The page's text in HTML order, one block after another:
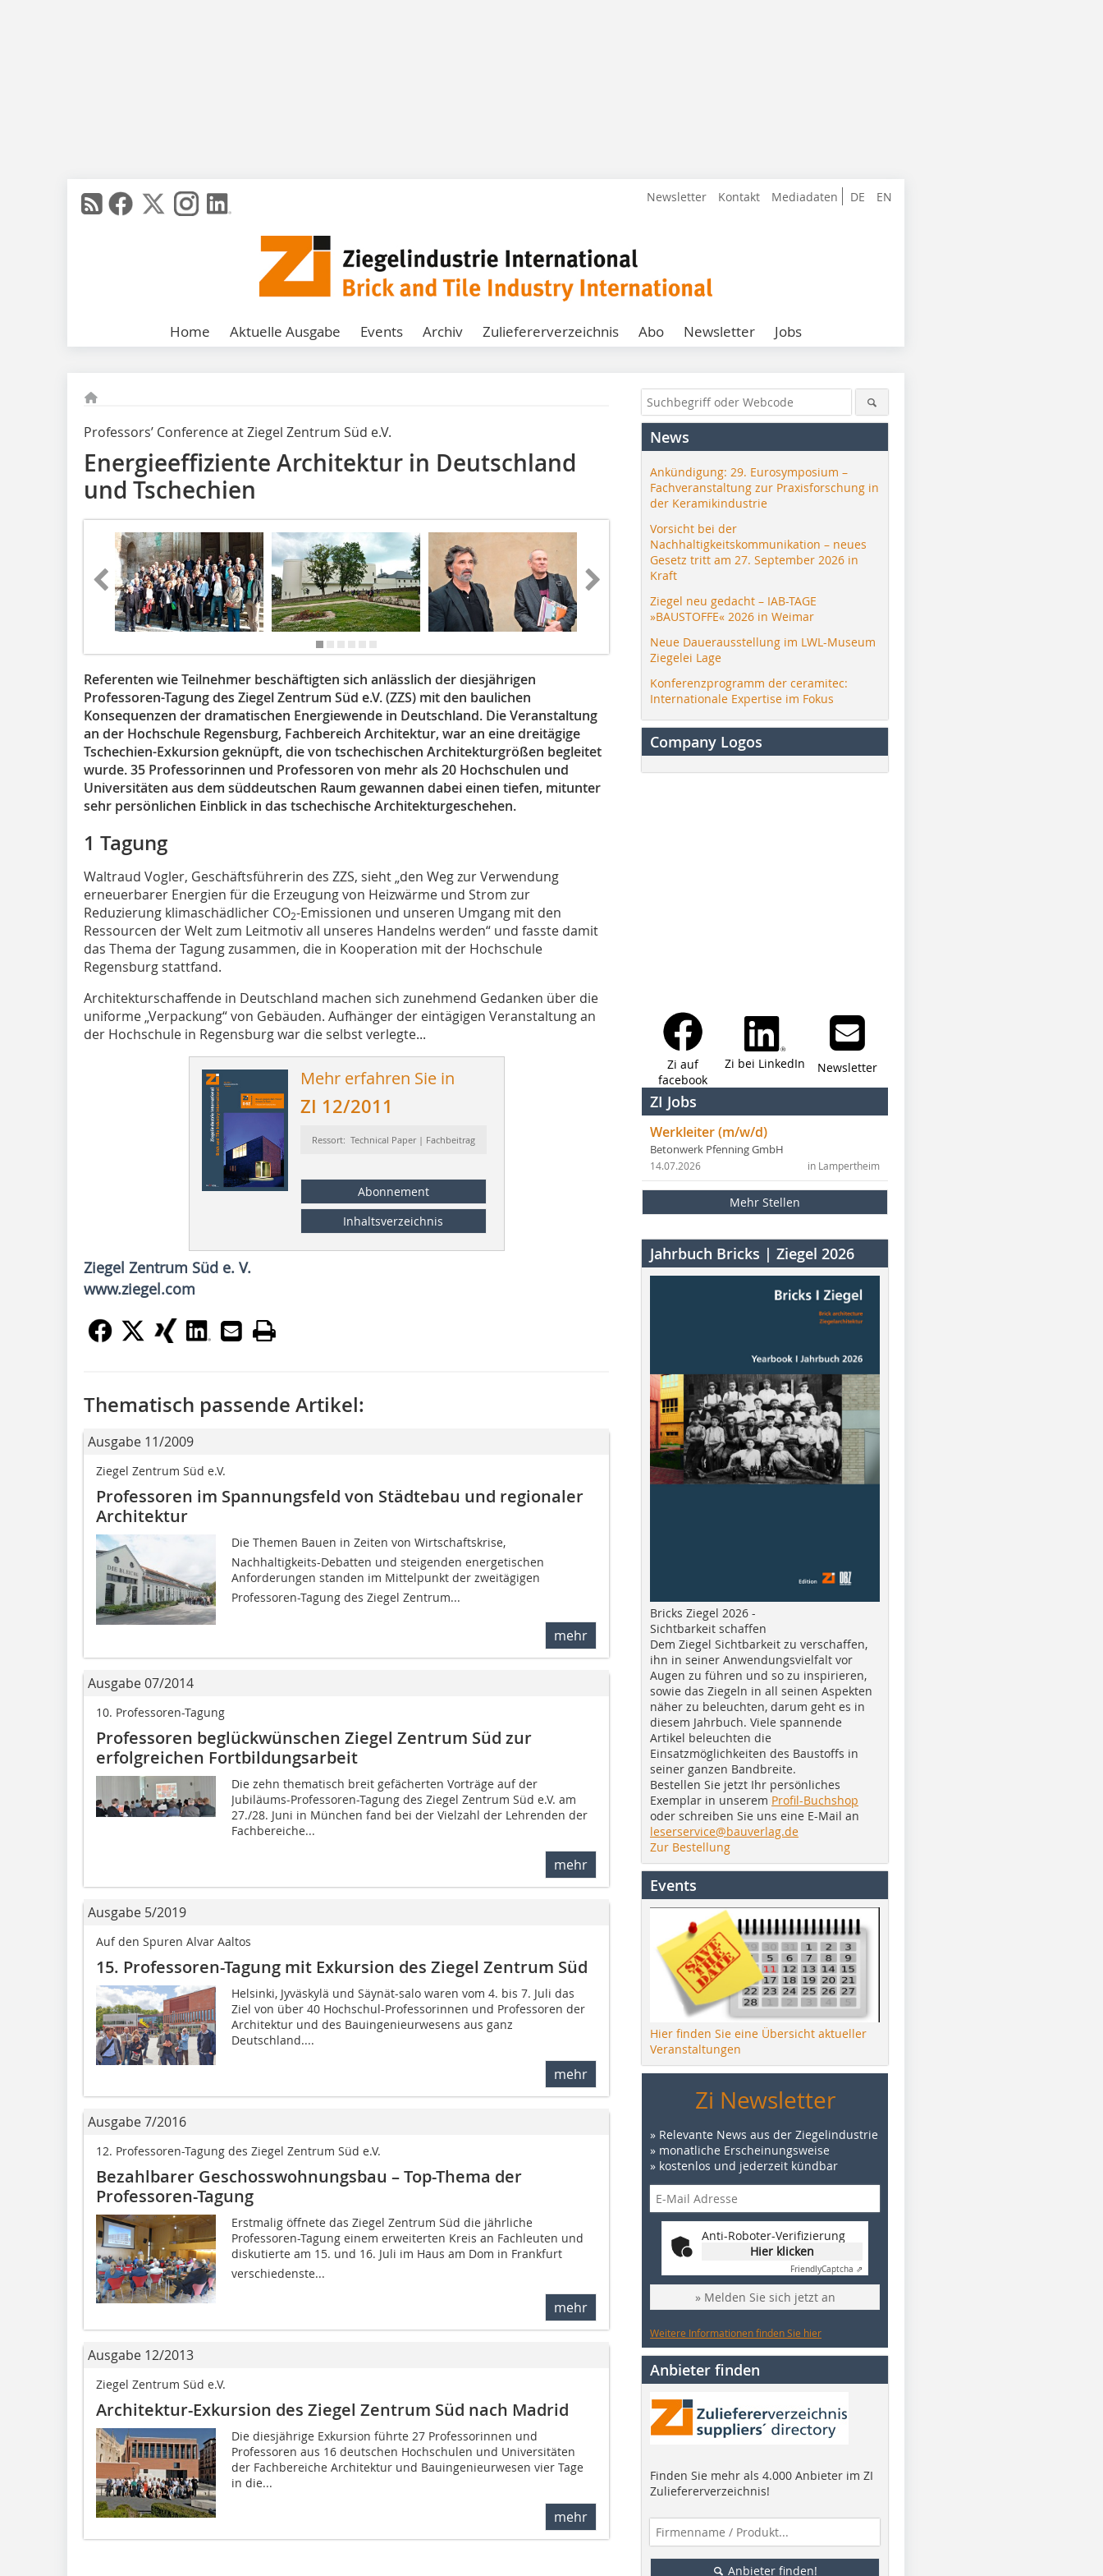
DE EN
Newsletter Kontakt Mediadaten
Home Aktuelle Ausgabe Events Archiv Zuliefererverzeichnis Abo Newsletter Jobs
Professors’ Conference at Ziegel Zentrum Süd e.V.
Energieeffiziente Architektur in Deutschland
und Tschechien
Referenten wie Teilnehmer beschäftigten sich anlässlich der diesjährigen
Professoren-Tagung des Ziegel Zentrum Süd e.V. (ZZS) mit den baulichen
Konsequenzen der dramatischen Energiewende in Deutschland. Die Veranstaltung
an der Hochschule Regensburg, Fachbereich Architektur, war an eine dreitägige
Tschechien-Exkursion geknüpft, die von tschechischen Architekturgrößen begleitet
wurde. 35 Professorinnen und Professoren von mehr als 20 Hochschulen und
Universitäten aus dem süddeutschen Raum gewannen dabei einen tiefen, mitunter
sehr persönlichen Einblick in das tschechische Architekturgeschehen.
1 Tagung
Waltraud Vogler, Geschäftsführerin des ZZS, sieht „den Weg zur Verwendung
erneuerbarer Energien für die Erzeugung von Heizwärme und Strom zur
Reduzierung klimaschädlicher CO2-Emissionen und unseren Umgang mit den
Ressourcen der Welt zum Leitmotiv all unseres Handelns werden“ und fasste damit
das Thema der Tagung zusammen, die in Kooperation mit der Hochschule
Regensburg stattfand.
Architekturschaffende in Deutschland machen sich zunehmend Gedanken über die
uniforme „Verpackung“ von Gebäuden. Aufhänger der eintägigen Veranstaltung an
der Hochschule in Regensburg war die selbst verlegte...
Mehr erfahren Sie in
ZI 12/2011
Ressort: Technical Paper | Fachbeitrag
Abonnement
Inhaltsverzeichnis
Ziegel Zentrum Süd e. V.
www.ziegel.com
Thematisch passende Artikel:
Ausgabe 11/2009
Ziegel Zentrum Süd e.V.
Professoren im Spannungsfeld von Städtebau und regionaler
Architektur
Die Themen Bauen in Zeiten von Wirtschaftskrise,
Nachhaltigkeits-Debatten und steigenden energetischen
Anforderungen standen im Mittelpunkt der zweitägigen
Professoren-Tagung des Ziegel Zentrum...
mehr
Ausgabe 07/2014
10. Professoren-Tagung
Professoren beglückwünschen Ziegel Zentrum Süd zur
erfolgreichen Fortbildungsarbeit
Die zehn thematisch breit gefächerten Vorträge auf der
Jubiläums-Professoren-Tagung des Ziegel Zentrum Süd e.V. am
27./28. Juni in München fand bei der Vielzahl der Lehrenden der
Fachbereiche...
mehr
Ausgabe 5/2019
Auf den Spuren Alvar Aaltos
15. Professoren-Tagung mit Exkursion des Ziegel Zentrum Süd
Helsinki, Jyväskylä und Säynät-salo waren vom 4. bis 7. Juli das
Ziel von über 40 Hochschul-Professorinnen und Professoren der
Architektur und des Bauingenieurwesens aus ganz
Deutschland....
mehr
Ausgabe 7/2016
12. Professoren-Tagung des Ziegel Zentrum Süd e.V.
Bezahlbarer Geschosswohnungsbau – Top-Thema der
Professoren-Tagung
Erstmalig öffnete das Ziegel Zentrum Süd die jährliche
Professoren-Tagung einem erweiterten Kreis an Fachleuten und
diskutierte am 15. und 16. Juli im Haus am Dom in Frankfurt
verschiedenste...
mehr
Ausgabe 12/2013
Ziegel Zentrum Süd e.V.
Architektur-Exkursion des Ziegel Zentrum Süd nach Madrid
Die diesjährige Exkursion führte 27 Professorinnen und
Professoren aus 16 deutschen Hochschulen und Universitäten
der Fachbereiche Architektur und Bauingenieurwesen vier Tage
in die...
mehr
News
Ankündigung: 29. Eurosymposium –
Fachveranstaltung zur Praxisforschung in
der Keramikindustrie
Vorsicht bei der
Nachhaltigkeitskommunikation – neues
Gesetz tritt am 27. September 2026 in
Kraft
Ziegel neu gedacht – IAB-TAGE
»BAUSTOFFE« 2026 in Weimar
Neue Dauerausstellung im LWL-Museum
Ziegelei Lage
Konferenzprogramm der ceramitec:
Internationale Expertise im Fokus
Company Logos
Zi auf
facebook
Zi bei LinkedIn Newsletter
ZI Jobs
Werkleiter (m/w/d)
Betonwerk Pfenning GmbH
in Lampertheim
14.07.2026
Mehr Stellen
Jahrbuch Bricks | Ziegel 2026
Bricks Ziegel 2026 -
Sichtbarkeit schaffen
Dem Ziegel Sichtbarkeit zu verschaffen,
ihn in seiner Anwendungsvielfalt vor
Augen zu führen und so zu inspirieren,
sowie das Ziegeln in all seinen Aspekten
näher zu beleuchten, darum geht es in
diesem Jahrbuch. Viele spannende
Artikel beleuchten die
Einsatzmöglichkeiten des Baustoffs in
seiner ganzen Bandbreite.
Bestellen Sie jetzt Ihr persönliches
Exemplar in unserem Profil-Buchshop
oder schreiben Sie uns eine E-Mail an
leserservice@bauverlag.de
Zur Bestellung
Events
Hier finden Sie eine Übersicht aktueller
Veranstaltungen
Zi Newsletter
» Relevante News aus der Ziegelindustrie
» monatliche Erscheinungsweise
» kostenlos und jederzeit kündbar
Anti-Roboter-Verifizierung
Hier klicken
FriendlyCaptcha ⇗
» Melden Sie sich jetzt an
Weitere Informationen finden Sie hier
Anbieter finden
Finden Sie mehr als 4.000 Anbieter im ZI
Zuliefererverzeichnis!
Anbieter finden!